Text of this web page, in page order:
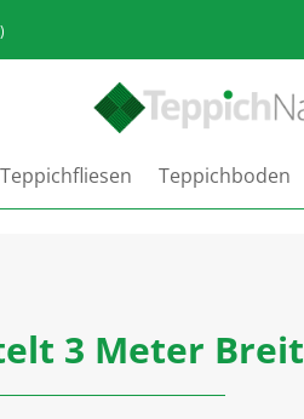
Teppichfliesen Teppichboden
3 Meter Breit